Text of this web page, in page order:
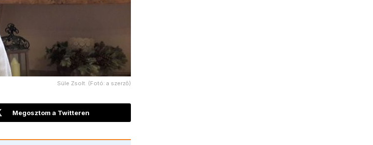
Süle Zsolt. (Fotó: a szerző)
Megosztom a Twitteren